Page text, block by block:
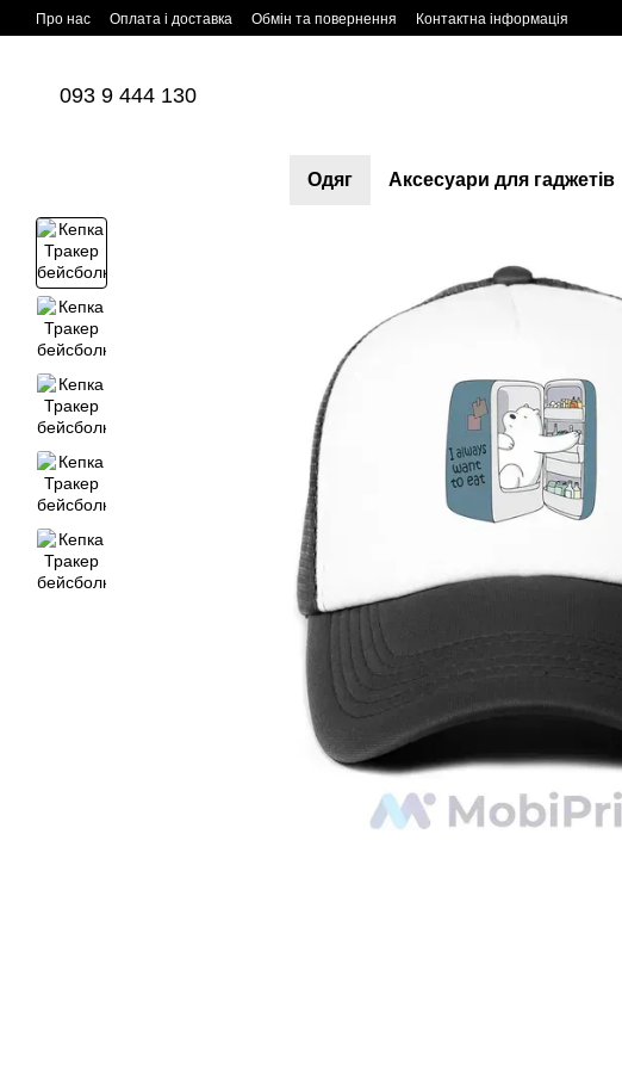
Перейти до основного контенту
Про нас Оплата і доставка Обмін та повернення Контактна інформація
093 9 444 130
Одяг Аксесуари для гаджетів